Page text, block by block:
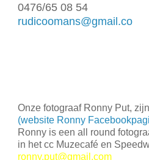
0476/65 08 54
rudicoomans@gmail.co
Onze fotograaf Ronny Put,
(website Ronny
Ronny is een all round
in het cc Muzecafé en
ronny.put@gmail.com